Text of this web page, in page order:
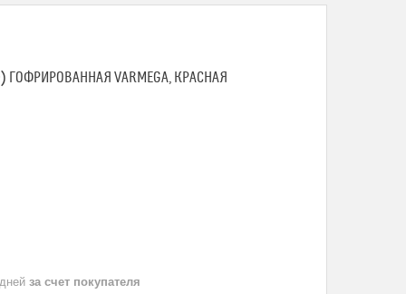
VARMEGA, КРАСНАЯ
за счет покупателя